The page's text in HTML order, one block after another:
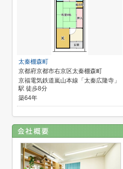
太秦棚森町
京都府京都市右京区太秦棚森町
京福電気鉄道嵐山本線「太秦広隆寺」
駅 徒歩8分
築64年